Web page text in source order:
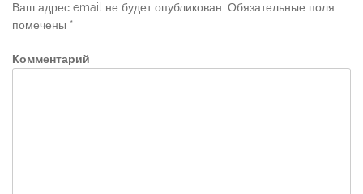
Ваш адрес email не будет опубликован. Обязательные поля
помечены *
Комментарий